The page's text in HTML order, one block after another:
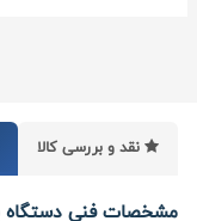
نقد و بررسی کالا